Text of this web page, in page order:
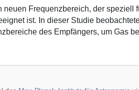
neuen Frequenzbereich, der speziell
ist. In dieser Studie
des Empfängers, um Gas